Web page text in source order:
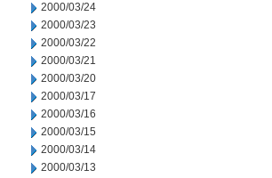
2000/03/24
2000/03/23
2000/03/22
2000/03/21
2000/03/20
2000/03/17
2000/03/16
2000/03/15
2000/03/14
2000/03/13